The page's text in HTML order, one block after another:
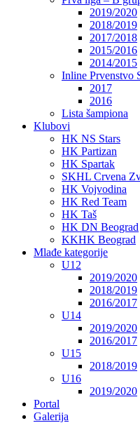
2019/2020
2018/2019
2017/2018
2015/2016
2014/2015
Inline Prvenstvo
2017
2016
Lista šampiona
Klubovi
HK NS Stars
HK Partizan
HK Spartak
SKHL Crvena
HK Vojvodina
HK Red Team
HK Taš
HK DN Beograd
KKHK Beograd
Mlađe kategorije
U12
2019/2020
2018/2019
2016/2017
U14
2019/2020
2016/2017
U15
2018/2019
U16
2019/2020
Portal
Galerija